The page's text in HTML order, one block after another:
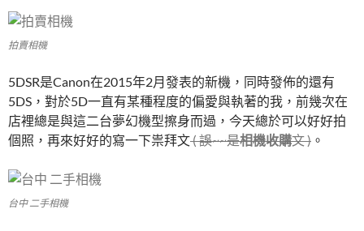
拍賣相機
5DSR是Canon在2015年2月發表的新機，同時發佈的還有
5DS，對於5D一直有某種程度的偏愛與執著的我，前幾次在
店裡總是與這二台夢幻機型擦身而過，今天總於可以好好拍
個照，再來好好的寫一下祟拜文( 誤~~是相機收購文 ) 。
台中 二手相機